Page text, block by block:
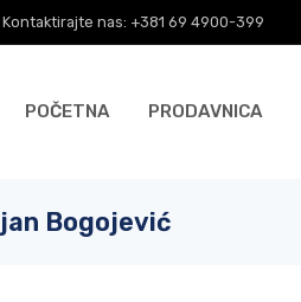
Kontaktirajte nas: +381 69 4900-399
POČETNA PRODAVNICA
Bogojević